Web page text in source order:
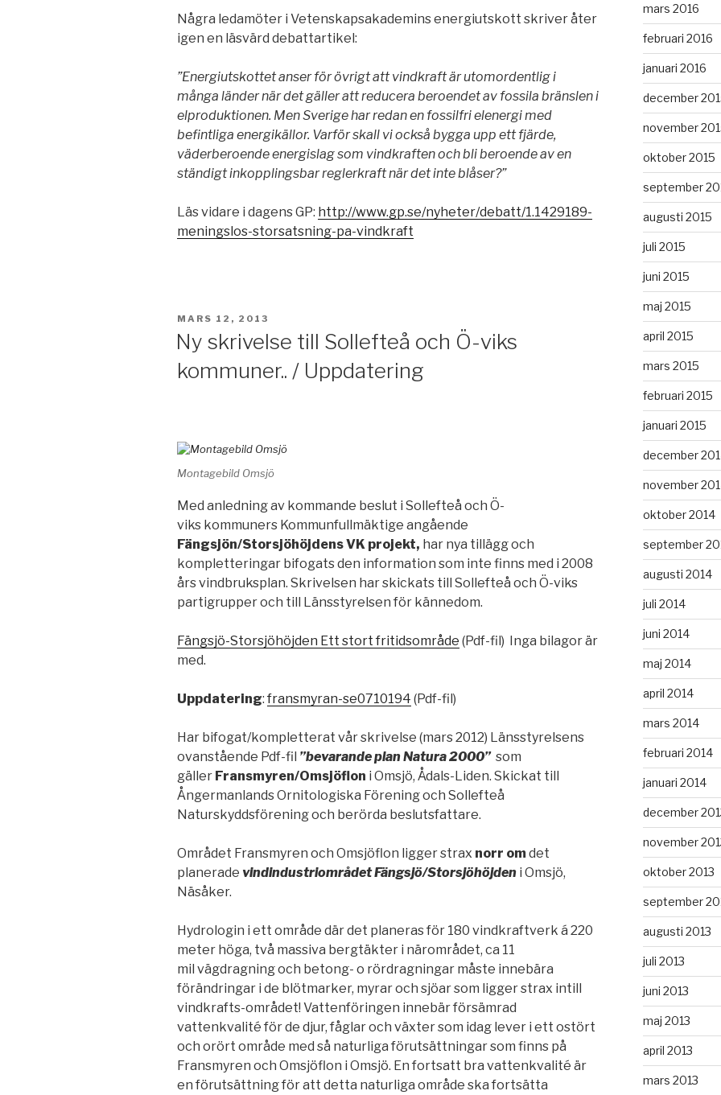
Några ledamöter i Vetenskapsakademins energiutskott skriver åter
igen en läsvärd debattartikel:
”Energiutskottet anser för övrigt att vindkraft är utomordentlig i
många länder när det gäller att reducera beroendet av fossila bränslen i
elproduktionen. Men Sverige har redan en fossilfri elenergi med
befintliga energikällor. Varför skall vi också bygga upp ett fjärde,
väderberoende energislag som vindkraften och bli beroende av en
ständigt inkopplingsbar reglerkraft när det inte blåser?”
Läs vidare i dagens GP: http://www.gp.se/nyheter/debatt/1.1429189-
meningslos-storsatsning-pa-vindkraft
PUBLICERAT
MARS 12, 2013
Ny skrivelse till Sollefteå och Ö-viks
kommuner.. / Uppdatering
Montagebild Omsjö
Med anledning av kommande beslut i Sollefteå och Ö-
viks kommuners Kommunfullmäktige angående
Fängsjön/Storsjöhöjdens VK projekt, har nya tillägg och
kompletteringar bifogats den information som inte finns med i 2008
års vindbruksplan. Skrivelsen har skickats till Sollefteå och Ö-viks
partigrupper och till Länsstyrelsen för kännedom.
Fängsjö-Storsjöhöjden Ett stort fritidsområde (Pdf-fil) Inga bilagor är
med.
Uppdatering: fransmyran-se0710194 (Pdf-fil)
Har bifogat/kompletterat vår skrivelse (mars 2012) Länsstyrelsens
ovanstående Pdf-fil ”bevarande plan Natura 2000”som
gäller Fransmyren/Omsjöflon i Omsjö, Ådals-Liden. Skickat till
Ångermanlands Ornitologiska Förening och Sollefteå
Naturskyddsförening och berörda beslutsfattare.
Området Fransmyren och Omsjöflon ligger strax norr omdet
planerade vindindustriområdet Fängsjö/Storsjöhöjden i Omsjö,
Näsåker.
Hydrologin i ett område där det planeras för 180 vindkraftverk á 220
meter höga, två massiva bergtäkter i närområdet, ca 11
mil vägdragning och betong- o rördragningar måste innebära
förändringar i de blötmarker, myrar och sjöar som ligger strax intill
vindkrafts-området! Vattenföringen innebär försämrad
vattenkvalité för de djur, fåglar och växter som idag lever i ett ostört
och orört område med så naturliga förutsättningar som finns på
Fransmyren och Omsjöflon i Omsjö. En fortsatt bra vattenkvalité är
en förutsättning för att detta naturliga område ska fortsätta
mars 2016
februari 2016
januari 2016
december
november
oktober 2015
september
augusti 2015
juli 2015
juni 2015
maj 2015
april 2015
mars 2015
februari 2015
januari 2015
december
november
oktober 2014
september
augusti 2014
juli 2014
juni 2014
maj 2014
april 2014
mars 2014
februari 2014
januari 2014
december
november
oktober 2013
september
augusti 2013
juli 2013
juni 2013
maj 2013
april 2013
mars 2013